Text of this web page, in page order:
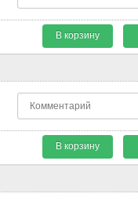
В корзину
В корзину